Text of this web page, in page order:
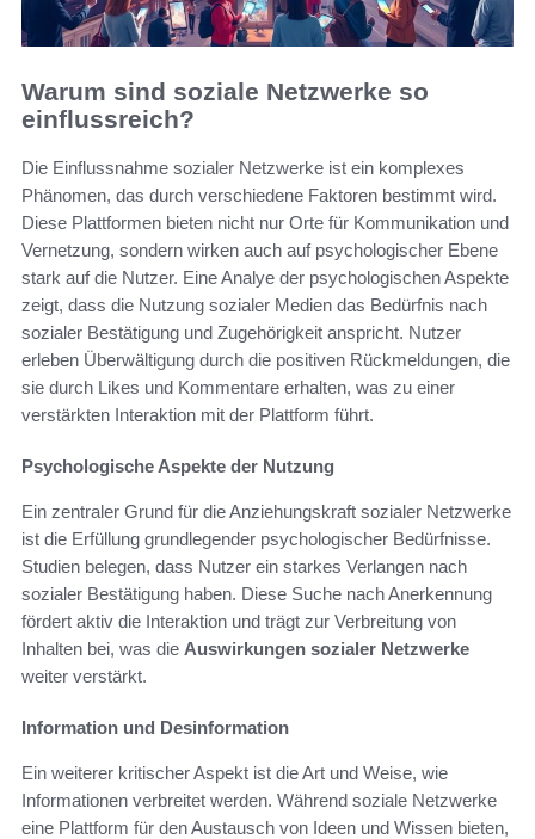
Warum sind soziale Netzwerke so
einflussreich?
Die Einflussnahme sozialer Netzwerke ist ein komplexes
Phänomen, das durch verschiedene Faktoren bestimmt wird.
Diese Plattformen bieten nicht nur Orte für Kommunikation und
Vernetzung, sondern wirken auch auf psychologischer Ebene
stark auf die Nutzer. Eine Analye der psychologischen Aspekte
zeigt, dass die Nutzung sozialer Medien das Bedürfnis nach
sozialer Bestätigung und Zugehörigkeit anspricht. Nutzer
erleben Überwältigung durch die positiven Rückmeldungen, die
sie durch Likes und Kommentare erhalten, was zu einer
verstärkten Interaktion mit der Plattform führt.
Psychologische Aspekte der Nutzung
Ein zentraler Grund für die Anziehungskraft sozialer Netzwerke
ist die Erfüllung grundlegender psychologischer Bedürfnisse.
Studien belegen, dass Nutzer ein starkes Verlangen nach
sozialer Bestätigung haben. Diese Suche nach Anerkennung
fördert aktiv die Interaktion und trägt zur Verbreitung von
Inhalten bei, was die Auswirkungen sozialer Netzwerke
weiter verstärkt.
Information und Desinformation
Ein weiterer kritischer Aspekt ist die Art und Weise, wie
Informationen verbreitet werden. Während soziale Netzwerke
eine Plattform für den Austausch von Ideen und Wissen bieten,